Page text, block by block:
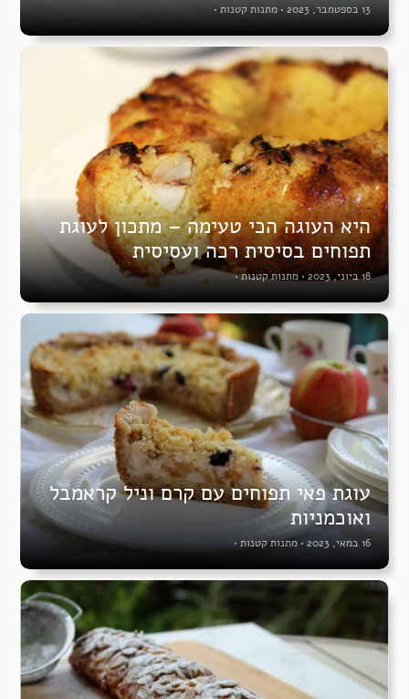
13 בספטמבר, 2023 • מתנות קטנות •
היא העוגה הכי טעימה – מתכון לעוגת
תפוחים בסיסית רכה ועסיסית
18 ביוני, 2023 •מתנות קטנות•
עוגת פאי תפוחים עם קרם וניל קראמבל
ואוכמניות
16 במאי, 2023 • מתנות קטנות•